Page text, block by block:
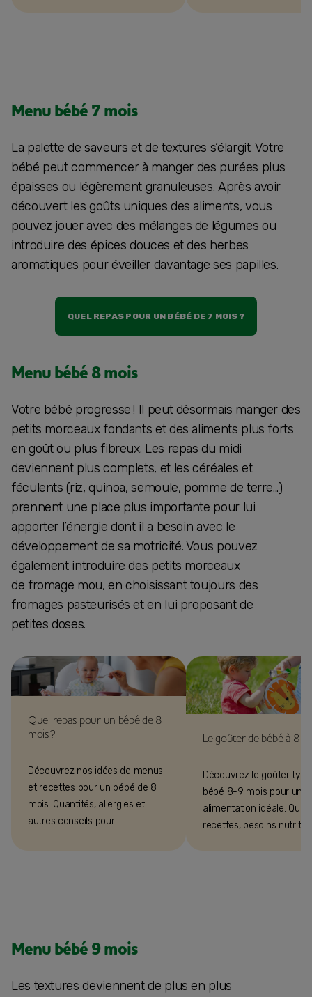
Menu bébé 7 mois
La palette de saveurs et de textures s’élargit. Votre
bébé peut commencer à manger des purées plus
épaisses ou légèrement granuleuses. Après avoir
découvert les goûts uniques des aliments, vous
pouvez jouer avec des mélanges de légumes ou
introduire des épices douces et des herbes
aromatiques pour éveiller davantage ses papilles.
QUEL REPAS POUR UN BÉBÉ DE 7 MOIS ?
Menu bébé 8 mois
Votre bébé progresse ! Il peut désormais manger des
petits morceaux fondants et des aliments plus forts
en goût ou plus fibreux. Les repas du midi
deviennent plus complets, et les céréales et
féculents (riz, quinoa, semoule, pomme de terre...)
prennent une place plus importante pour lui
apporter l’énergie dont il a besoin avec le
développement de sa motricité. Vous pouvez
également introduire des petits morceaux
de fromage mou, en choisissant toujours des
fromages pasteurisés et en lui proposant de
petites doses.
Quel repas pour un bébé de 8
mois ?
Découvrez nos idées de menus
et recettes pour un bébé de 8
mois. Quantités, allergies et
autres conseils pour
Le goûter de bébé à 8-
Découvrez le goûter
bébé 8-9 mois pour une
alimentation idéale.
recettes, besoins
Menu bébé 9 mois
Les textures deviennent de plus en plus